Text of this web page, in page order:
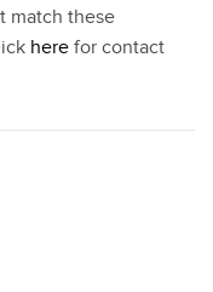
match these
here for contact